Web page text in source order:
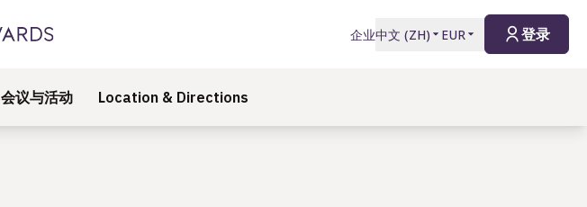
企业中文 (ZH) EUR 登录
会议与活动 Location & Directions